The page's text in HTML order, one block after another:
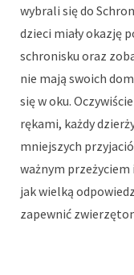
wybrali się do
dzieci miały okazję
schronisku oraz
nie mają swoich
się w oku.
rękami, każdy
mniejszych
ważnym przeżyciem
jak wielką
zapewnić